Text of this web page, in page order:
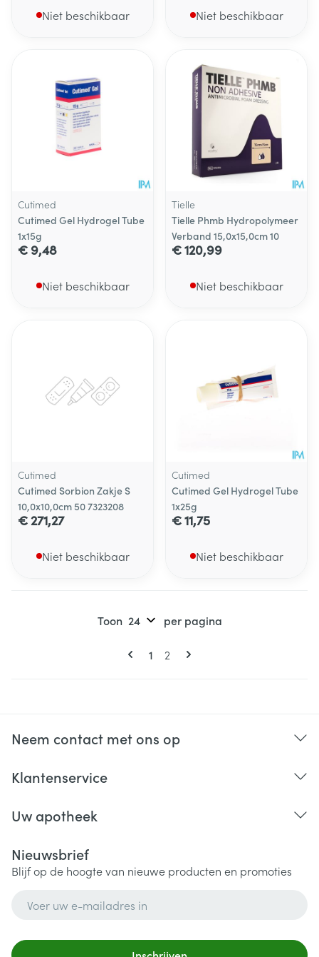
Niet beschikbaar Niet beschikbaar
Cutimed
Cutimed Gel Hydrogel Tube
1x15g
€ 9,48
Niet beschikbaar
Tielle
Tielle Phmb Hydropolymeer
Verband 15,0x15,0cm 10
€ 120,99
Niet beschikbaar
Cutimed
Cutimed Sorbion Zakje S
10,0x10,0cm 50 7323208
€ 271,27
Niet beschikbaar
Cutimed
Cutimed Gel Hydrogel Tube
1x25g
€ 11,75
Niet beschikbaar
Pagina's
U lees momenteel pagina
1 Pagina
2
Toon per pagina
Neem contact met ons op
Klantenservice
Uw apotheek
Nieuwsbrief
Blijf op de hoogte van nieuwe producten en promoties